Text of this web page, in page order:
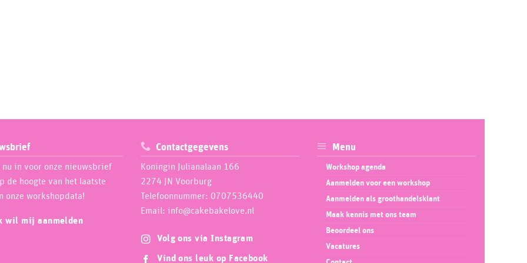
in voor onze nieuwsbrief
de hoogte van het laatste
onze workshopdata!
wil mij aanmelden
Contactgegevens
Koningin Julianalaan 166
2274 JN Voorburg
Telefoonnummer: 0707536440
Email: info@cakebakelove.nl
Volg ons via Instagram
Vind ons leuk op Facebook
Menu
Workshop agenda
Aanmelden voor een workshop
Aanmelden als groothandelsklant
Maak kennis met ons team
Beoordeel ons
Vacatures